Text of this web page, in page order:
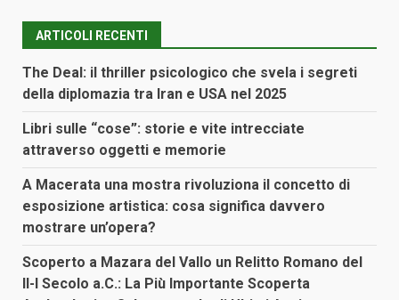
ARTICOLI RECENTI
The Deal: il thriller psicologico che svela i segreti
della diplomazia tra Iran e USA nel 2025
Libri sulle “cose”: storie e vite intrecciate
attraverso oggetti e memorie
A Macerata una mostra rivoluziona il concetto di
esposizione artistica: cosa significa davvero
mostrare un’opera?
Scoperto a Mazara del Vallo un Relitto Romano del
II-I Secolo a.C.: La Più Importante Scoperta